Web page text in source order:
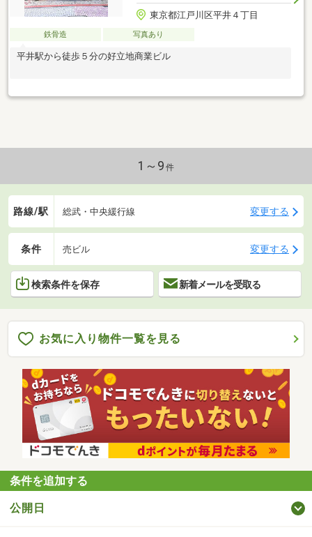
東京都江戸川区平井４丁目
鉄骨造 写真あり
平井駅から徒歩５分の好立地商業ビル
1～9 件
路線/駅 総武・中央緩行線 変更する
条件 売ビル 変更する
検索条件を保存 新着メールを受取る
お気に入り物件一覧を見る
条件を追加する
公開日